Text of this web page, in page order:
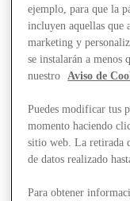
Offers
ejemplo, para que la
incluyen aquellas que
marketing y
se instalarán a menos
nuestro
Aviso de
Puedes modificar tus
momento haciendo
sitio web. La retirada
de datos realizado
Para obtener